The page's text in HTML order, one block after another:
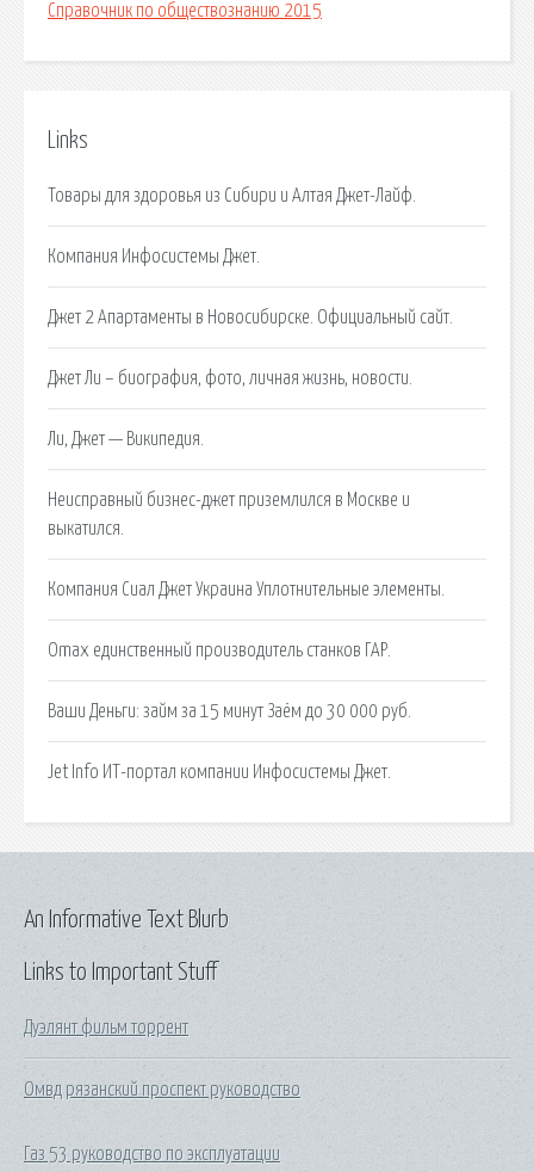
Справочник по обществознанию 2015
Links
Товары для здоровья из Сибири и Алтая Джет-Лайф.
Компания Инфосистемы Джет.
Джет 2 Апартаменты в Новосибирске. Официальный сайт.
Джет Ли – биография, фото, личная жизнь, новости.
Ли, Джет — Википедия.
Неисправный бизнес-джет приземлился в Москве и
выкатился.
Компания Сиал Джет Украина Уплотнительные элементы.
Omax единственный производитель станков ГАР.
Ваши Деньги: займ за 15 минут Заём до 30 000 руб.
Jet Info ИТ-портал компании Инфосистемы Джет.
Links to Important Stuff
Дуэлянт фильм торрент
Омвд рязанский проспект руководство
Газ 53 руководство по эксплуатации
An Informative Text Blurb